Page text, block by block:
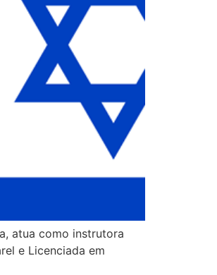
atua como instrutora
e Licenciada em